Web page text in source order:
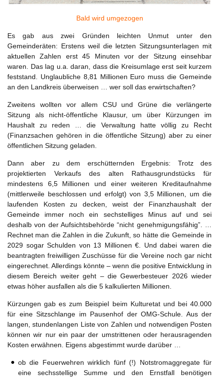
Bald wird umgezogen
Es gab aus zwei Gründen leichten Unmut unter den
Gemeinderäten: Erstens weil die letzten Sitzungsunterlagen mit
aktuellen Zahlen erst 45 Minuten vor der Sitzung einsehbar
waren. Das lag u.a. daran, dass die Kreisumlage erst seit kurzem
feststand. Unglaubliche 8,81 Millionen Euro muss die Gemeinde
an den Landkreis überweisen … wer soll das erwirtschaften?
Zweitens wollten vor allem CSU und Grüne die verlängerte
Sitzung als nicht-öffentliche Klausur, um über Kürzungen im
Haushalt zu reden … die Verwaltung hatte völlig zu Recht
(Finanzsachen gehören in die öffentliche Sitzung) aber zu einer
öffentlichen Sitzung geladen.
Dann aber zu dem erschütternden Ergebnis: Trotz des
projektierten Verkaufs des alten Rathausgrundstücks für
mindestens 6,5 Millionen und einer weiteren Kreditaufnahme
(mittlerweile beschlossen und erfolgt) von 3,5 Millionen, um die
laufenden Kosten zu decken, weist der Finanzhaushalt der
Gemeinde immer noch ein sechstelliges Minus auf und sei
deshalb von der Aufsichtsbehörde “nicht genehmigungsfähig”. …
Rechnet man die Zahlen in die Zukunft, so hätte die Gemeinde in
2029 sogar Schulden von 13 Millionen €. Und dabei waren die
beantragten freiwilligen Zuschüsse für die Vereine noch gar nicht
eingerechnet. Allerdings könnte – wenn die positive Entwicklung in
diesem Bereich weiter geht – die Gewerbesteuer 2026 wieder
etwas höher ausfallen als die 5 kalkulierten Millionen.
Kürzungen gab es zum Beispiel beim Kulturetat und bei 40.000
für eine Sitzschlange im Pausenhof der OMG-Schule. Aus der
langen, stundenlangen Liste von Zahlen und notwendigen Posten
können wir nur ein paar der umstrittenen oder herausragenden
Kosten erwähnen. Eigens abgestimmt wurde darüber …
ob die Feuerwehren wirklich fünf (!) Notstromaggregate für
eine sechsstellige Summe und den Ernstfall benötigen